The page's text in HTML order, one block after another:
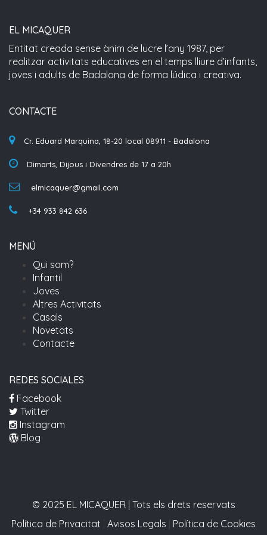
EL MICAQUER
Entitat creada sense ànim de lucre l’any 1987, per
realitzar activitats educatives en el temps lliure d’infants,
joves i adults de Badalona de forma lúdica i creativa.
CONTACTE
Cr. Eduard Marquina, 18-20 local 08911 - Badalona
Dimarts, Dijous i Divendres de 17 a 20h
elmicaquer@gmail.com
+34 933 842 636
MENÚ
Qui som?
Infantil
Joves
Altres Activitats
Casals
Novetats
Contacte
REDES SOCIALES
Facebook
Twitter
Instagram
Blog
© 2025 EL MICAQUER | Tots els drets reservats
Política de Privacitat Avisos Legals Política de Cookies